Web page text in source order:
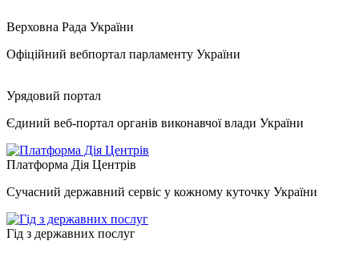
Верховна Рада України
Офіційний вебпортал парламенту України
Урядовий портал
Єдиний веб-портал органів виконавчої влади України
Платформа Дія Центрів
Сучасний державний сервіс у кожному куточку України
Гід з державних послуг